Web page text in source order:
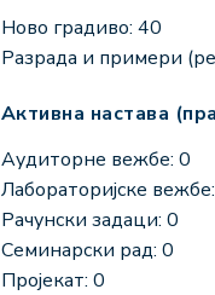
Ново градиво: 40
Разрада и примери
Активна настава
Аудиторне вежбе: 0
Лабораторијске
Рачунски задаци: 0
Семинарски рад: 0
Пројекат: 0